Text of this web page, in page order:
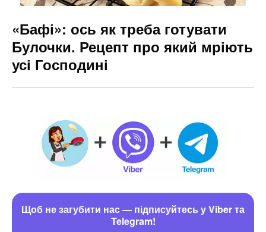
«Бафі»: ось як треба готувати
Булочки. Рецепт про який мріють
усі Господині
Щоб не загубити нас — підписуйтесь у Viber та
Telegram!